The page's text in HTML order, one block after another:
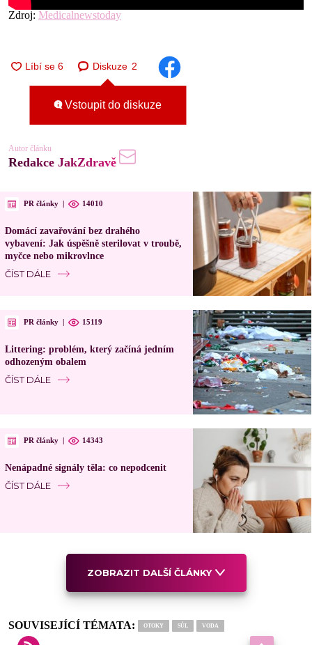
Zdroj: Medicalnewstoday
Diskuze 2
Vstoupit do diskuze
Autor článku
Redakce JakZdravě
PR články 14010
Domácí zavařování bez drahého
vybavení: Jak úspěšně sterilovat v troubě,
myčce nebo mikrovlnce
ČÍST DÁLE
PR články 15119
Littering: problém, který začíná jedním
odhozeným obalem
ČÍST DÁLE
PR články 14343
Nenápadné signály těla: co nepodcenit
ČÍST DÁLE
ZOBRAZIT DALŠÍ ČLÁNKY
SOUVISEJÍCÍ TÉMATA: OTOKY SŮL VODA